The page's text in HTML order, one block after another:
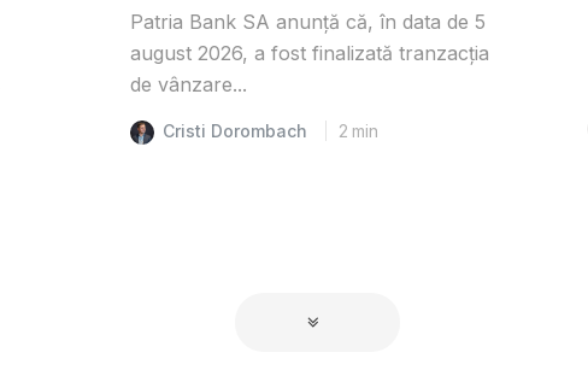
Patria Bank SA anunță că, în data de 5
august 2026, a fost finalizată tranzacția
de vânzare...
Cristi Dorombach 2 min